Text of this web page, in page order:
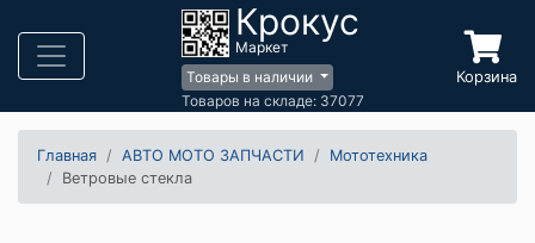
Крокус
Маркет
Товары в наличии
Товаров на складе: 37077
Корзина
Главная АВТО МОТО ЗАПЧАСТИ
Мототехника
Ветровые стекла